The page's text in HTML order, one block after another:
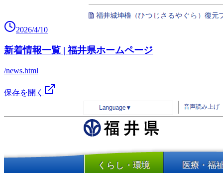
2026/4/10
新着情報一覧 | 福井県ホームページ
/news.html
保存を開く